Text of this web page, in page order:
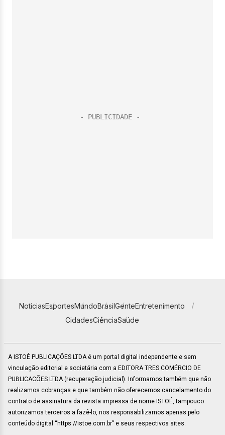
NotíciasEsportesMundoBrasilGenteEntretenimento
CidadesCiênciaSaúde
A ISTOÉ PUBLICAÇÕES LTDA é um portal digital independente e sem
vinculação editorial e societária com a EDITORA TRES COMÉRCIO DE
PUBLICACÕES LTDA (recuperação judicial). Informamos também que não
realizamos cobranças e que também não oferecemos cancelamento do
contrato de assinatura da revista impressa de nome ISTOÉ, tampouco
autorizamos terceiros a fazê-lo, nos responsabilizamos apenas pelo
conteúdo digital “https://istoe.com.br” e seus respectivos sites.